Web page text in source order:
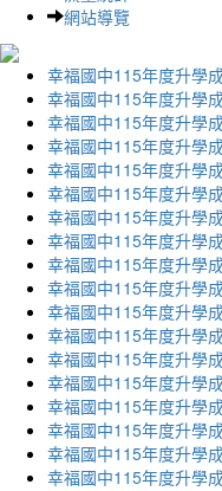
網站導覽
幸福國中115年度升學
幸福國中115年度升學
幸福國中115年度升學
幸福國中115年度升學
幸福國中115年度升學
幸福國中115年度升學
幸福國中115年度升學
幸福國中115年度升學
幸福國中115年度升學
幸福國中115年度升學
幸福國中115年度升學
幸福國中115年度升學
幸福國中115年度升學
幸福國中115年度升學
幸福國中115年度升學
幸福國中115年度升學
幸福國中115年度升學
幸福國中115年度升學